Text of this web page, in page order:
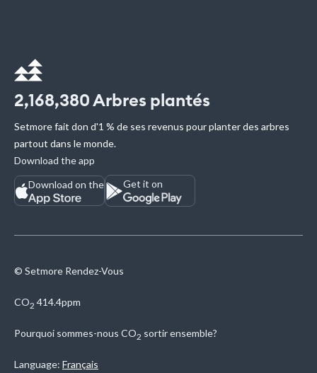
2,168,380 Arbres plantés
Setmore fait don d'1 % de ses revenus pour planter des arbres
partout dans le monde.
Download the app
Download on the
Get it on
© Setmore Rendez-Vous
CO2 414.4ppm
Pourquoi sommes-nous CO2 sortir ensemble?
Language: Français